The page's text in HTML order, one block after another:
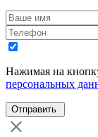
Нажимая на
персональных